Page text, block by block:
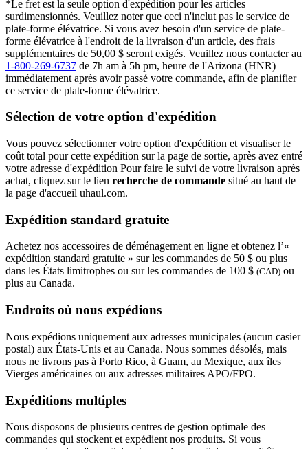
*Le fret est la seule option d'expédition pour les articles
surdimensionnés. Veuillez noter que ceci n'inclut pas le service de
plate-forme élévatrice. Si vous avez besoin d'un service de plate-
forme élévatrice à l'endroit de la livraison d'un article, des frais
supplémentaires de 50,00 $ seront exigés. Veuillez nous contacter au
1-800-269-6737 de 7h am à 5h pm, heure de l'Arizona (HNR)
immédiatement après avoir passé votre commande, afin de planifier
ce service de plate-forme élévatrice.
Sélection de votre option d'expédition
Vous pouvez sélectionner votre option d'expédition et visualiser le
coût total pour cette expédition sur la page de sortie, après avez entré
votre adresse d'expédition Pour faire le suivi de votre livraison après
achat, cliquez sur le lien recherche de commande situé au haut de
la page d'accueil uhaul.com.
Expédition standard gratuite
Achetez nos accessoires de déménagement en ligne et obtenez l’«
expédition standard gratuite » sur les commandes de 50 $ ou plus
dans les États limitrophes ou sur les commandes de 100 $ (CAD) ou
plus au Canada.
Endroits où nous expédions
Nous expédions uniquement aux adresses municipales (aucun casier
postal) aux États-Unis et au Canada. Nous sommes désolés, mais
nous ne livrons pas à Porto Rico, à Guam, au Mexique, aux îles
Vierges américaines ou aux adresses militaires APO/FPO.
Expéditions multiples
Nous disposons de plusieurs centres de gestion optimale des
commandes qui stockent et expédient nos produits. Si vous